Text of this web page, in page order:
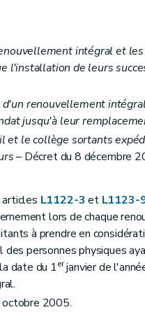
Traitement et costume des
Réunions et délibérations du
Attributions du (collège
intégral et les
l'installation de leurs
renouvellement
jusqu'à leur
et le collège sortants
– Décret du 8 décembre
articles L1122-3 et L1123-
lors de chaque
à prendre en
personnes physiques
date du 1erjanvier de
octobre 2005.